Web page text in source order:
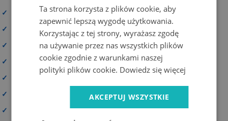
✓
Wysoka rozdzielczość druku
✓
Zadrukowana cała powierzchnia
✓
Materiał wysokiej jakości
✓
Odporny na promieniowanie UV i trwałe kolory
✓
Możliwość personalizacji
✓
✓
Prosty i szybki montaż
Ta strona korzysta z plików cookie, aby
zapewnić lepszą wygodę użytkowania.
Korzystając z tej strony, wyrażasz zgodę
na używanie przez nas wszystkich plików
cookie zgodnie z warunkami naszej
polityki plików cookie. Dowiedz się więcej
AKCEPTUJ WSZYSTKIE